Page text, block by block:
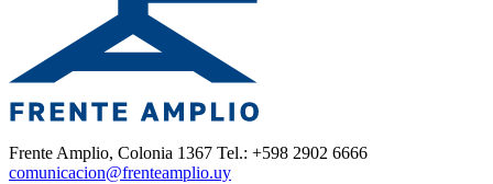
Frente Amplio, Colonia 1367 Tel.: +598 2902 6666
comunicacion@frenteamplio.uy